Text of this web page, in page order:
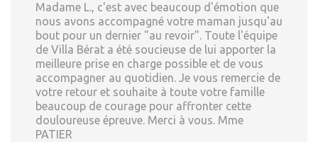
Madame L., c'est avec beaucoup d'émotion que
nous avons accompagné votre maman jusqu'au
bout pour un dernier "au revoir". Toute l'équipe
de Villa Bérat a été soucieuse de lui apporter la
meilleure prise en charge possible et de vous
accompagner au quotidien. Je vous remercie de
votre retour et souhaite à toute votre famille
beaucoup de courage pour affronter cette
douloureuse épreuve. Merci à vous. Mme
PATIER